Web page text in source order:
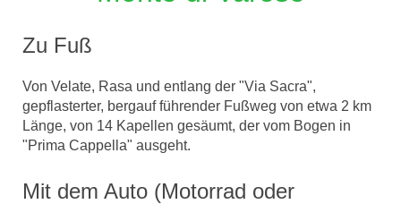
Zu Fuß
Von Velate, Rasa und entlang der "Via Sacra",
gepflasterter, bergauf führender Fußweg von etwa 2 km
Länge, von 14 Kapellen gesäumt, der vom Bogen in
"Prima Cappella" ausgeht.
Mit dem Auto (Motorrad oder